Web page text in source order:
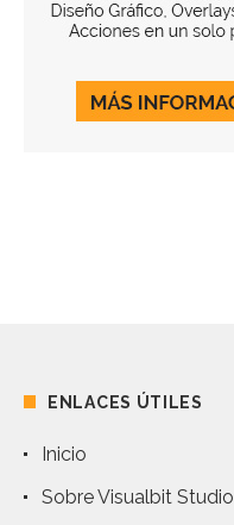
ENLACES ÚTILES
Inicio
Sobre Visualbit Studio